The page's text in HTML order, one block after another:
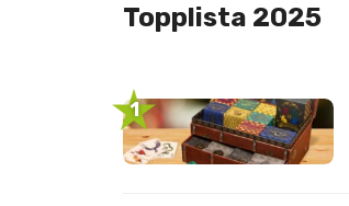
Topplista 2025
1